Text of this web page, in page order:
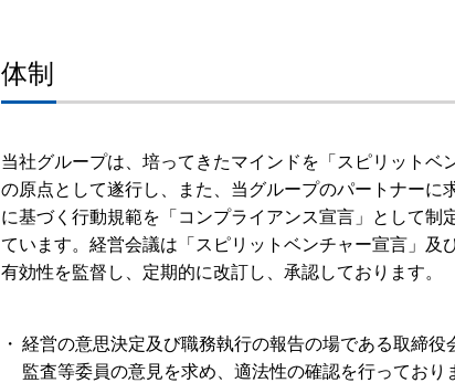
体制
当社グループは、培ってきたマインドを「スピリットベ
の原点として遂行し、また、当グループのパートナーに
に基づく行動規範を「コンプライアンス宣言」として制
ています。経営会議は「スピリットベンチャー宣言」及
有効性を監督し、定期的に改訂し、承認しております。
経営の意思決定及び職務執行の報告の場である取締
監査等委員の意見を求め、適法性の確認を行っており